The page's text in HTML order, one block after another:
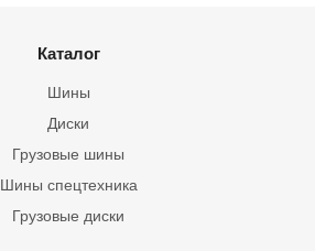
Каталог
Шины
Грузовые шины
Шины спецтехника
Диски
Грузовые диски